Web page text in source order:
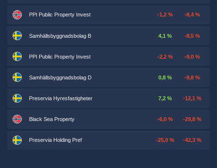
PPI Public Property Invest -1,2 % -8,4 %
Samhällsbyggnadsbolag B 4,1 % -8,5 %
PPI Public Property Invest -2,2 % -9,0 %
Samhällsbyggnadsbolag D 0,8 % -9,8 %
Preservia Hyresfastigheter 7,2 % -12,1 %
Black Sea Property -6,0 % -29,8 %
Preservia Holding Pref -25,0 % -42,3 %